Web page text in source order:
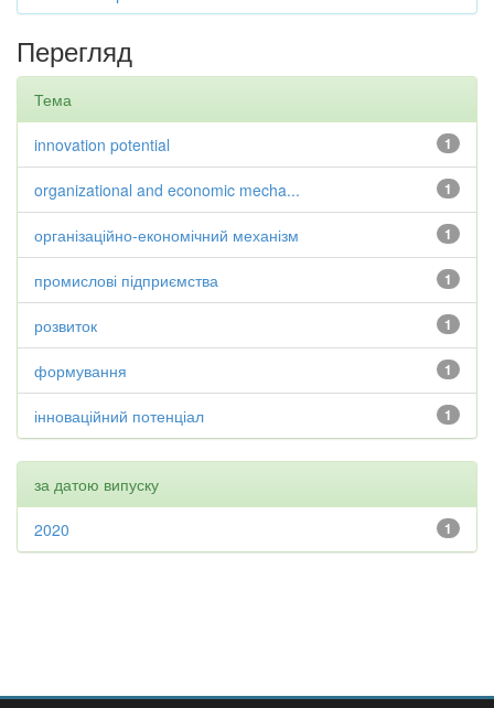
Перегляд
Тема
1
innovation potential
1
organizational and economic mecha...
1
організаційно-економічний механізм
1
промислові підприємства
1
розвиток
1
формування
1
інноваційний потенціал
за датою випуску
1
2020